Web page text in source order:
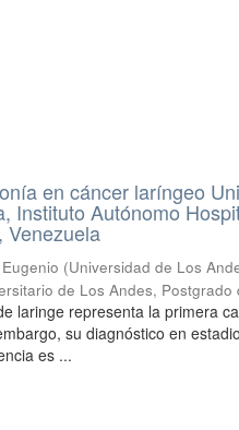
en cáncer laríngeo
Instituto Autónomo
Venezuela
(Universidad de Los
de Los Andes,
laringe representa la primera
su diagnóstico en
es ...